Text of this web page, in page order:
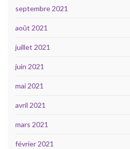
septembre 2021
août 2021
juillet 2021
juin 2021
mai 2021
avril 2021
mars 2021
février 2021